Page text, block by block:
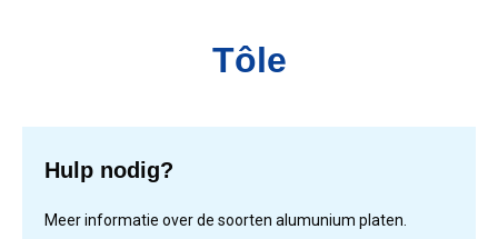
Tôle
Hulp nodig?
Meer informatie over de soorten alumunium platen.